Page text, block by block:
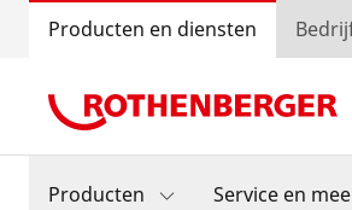
Producten en diensten
Producten Service en